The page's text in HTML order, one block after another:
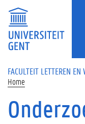
Overslaan en naar de inhoud
FACULTEIT LETTEREN
Home